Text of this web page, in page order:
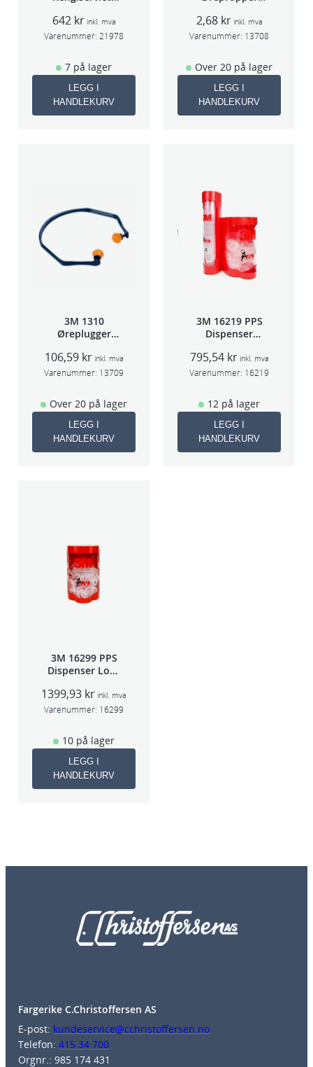
642 kr inkl. mva
Varenummer: 21978
7 på lager
LEGG I
HANDLEKURV
2,68 kr inkl. mva
Varenummer: 13708
Over 20 på lager
LEGG I
HANDLEKURV
3M 1310
Øreplugger
106,59 kr inkl. mva
Varenummer: 13709
Over 20 på lager
LEGG I
HANDLEKURV
3M 16219 PPS
Dispenser
(Large,Std og
Midi)
795,54 kr inkl. mva
Varenummer: 16219
12 på lager
LEGG I
HANDLEKURV
3M 16299 PPS
Dispenser Lokk
Midi)
1399,93 kr inkl. mva
Varenummer: 16299
10 på lager
LEGG I
HANDLEKURV
Fargerike C.Christoffersen AS
E-post: kundeservice@cchristoffersen.no
Telefon: 415 34 700
Orgnr.: 985 174 431